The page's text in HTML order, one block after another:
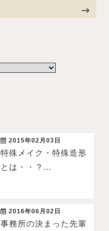
2015年02月03日
特殊メイク・特殊造形
とは・・？...
2016年06月02日
事務所の決まった先輩